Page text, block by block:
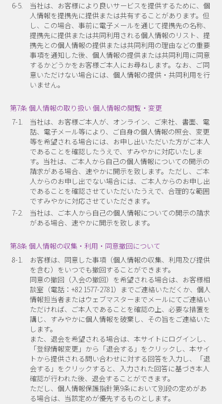
6-5.
当社は、お客様により良いサービスを提供するために、個
人情報を提携先に提供または共有することがあります。但
し、この場合、事前に電子メールを通じて提携先の名称、
提携先に提供または共同利用される個人情報のリスト、提
携先との個人情報の提供または共同利用の理由などの重要
事項を通知した後、個人情報の提供または共同利用に同意
するかどうかをお客様ご本人にお尋ねします。なお、ご同
意いただけない場合には、個人情報の提供・共同利用を行
いません。
第7条 個人情報の取り扱い 個人情報の閲覧・変更
7-1.
当社は、お客様ご本人が、オンライン、ご来社、書面、電
話、電子メール等により、ご自身の個人情報の照会、変更
等を希望される場合には、お申し出いただいた方がご本人
であることを確認したうえで、すみやかに対応いたしま
す。当社は、ご本人から自己の個人情報についての開示の
請求がある場合、速やかに開示を致します。ただし、ご本
人からのお申し出でない場合には、ご本人からのお申し出
であることを確認させていただいたうえで、合理的な範囲
ですみやかに対応させていただきます。
7-2.
当社は、ご本人から自己の個人情報についての開示の請求
がある場合、速やかに開示を致します。
第8条 個人情報の収集・利用・同意撤回について
8-1.
お客様は、同意した事項（個人情報の収集、利用及び提供
を含む）をいつでも撤回することができます。
同意の撤回（入会の撤回）を希望される場合は、お客様相
談室（電話：+82 1577-2781）までご連絡いただくか、個人
情報担当者またはウェブマスターまでメールにてご連絡い
ただければ、ご本人であることを確認の上、必要な措置を
講じ、すみやかに個人情報を破棄し、その旨をご連絡いた
します。
また、退会を希望される場合は、本サイトにログインし、
「登録情報変更」から「退会する」をクリックし、本サイ
トから提供される問い合わせに対する回答を入力し、「退
会する」をクリックすると、入力された回答に基づき本人
確認が行われた後、退会することができます。
ただし、個人情報保護指針第9条において別段の定めがあ
る場合は、当該定めが優先するものとします。